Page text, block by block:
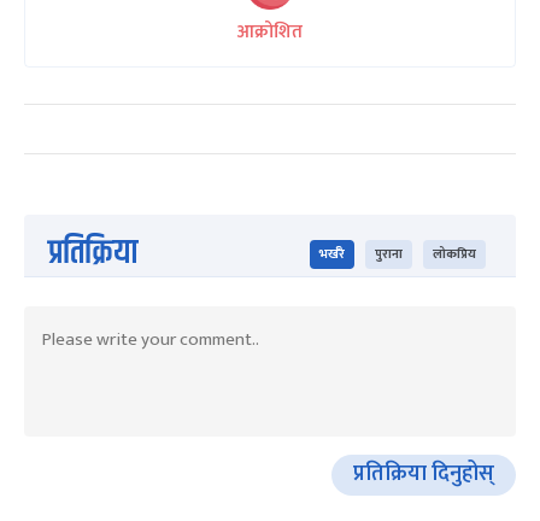
आक्रोशित
प्रतिक्रिया भर्खरै पुराना लोकप्रिय
प्रतिक्रिया दिनुहोस्